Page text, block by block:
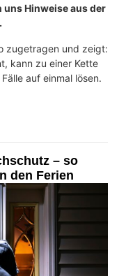
Hinweise aus der
zugetragen und zeigt:
kann zu einer Kette
auf einmal lösen.
– so
den Ferien